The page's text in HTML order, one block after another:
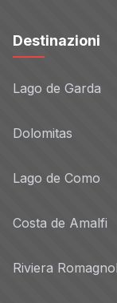
Destinazioni
Lago de Garda
Dolomitas
Lago de Como
Costa de Amalfi
Riviera